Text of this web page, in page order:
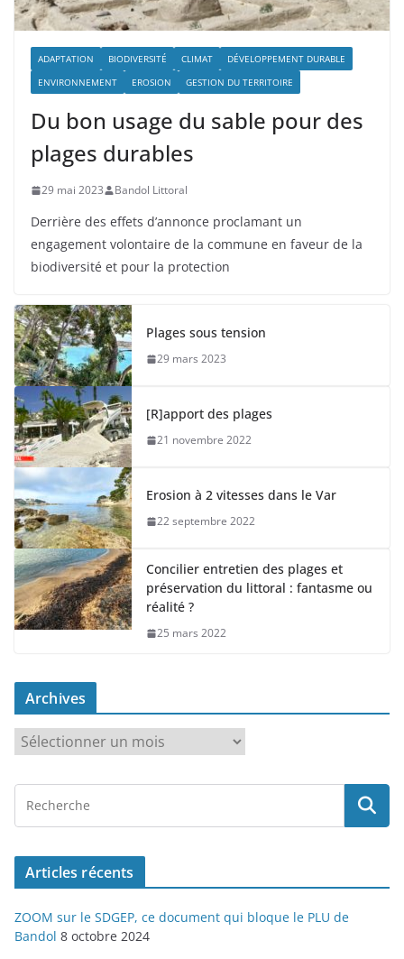
ADAPTATION BIODIVERSITÉ CLIMAT
DÉVELOPPEMENT DURABLE
ENVIRONNEMENT
EROSION GESTION DU TERRITOIRE
Du bon usage du sable pour des
plages durables
29 mai 2023 Bandol Littoral
Derrière des effets d’annonce proclamant un
engagement volontaire de la commune en faveur de la
biodiversité et pour la protection
Plages sous tension
29 mars 2023
[R]apport des plages
21 novembre 2022
Erosion à 2 vitesses dans le Var
22 septembre 2022
Concilier entretien des plages et
préservation du littoral : fantasme ou
réalité ?
25 mars 2022
Archives
c
i
Articles récents
ZOOM sur le SDGEP, ce document qui bloque le PLU de
Bandol 8 octobre 2024